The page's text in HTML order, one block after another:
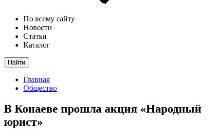
По всему сайту
Новости
Статьи
Каталог
Найти
Главная
Общество
В Конаеве прошла акция «Народный
юрист»